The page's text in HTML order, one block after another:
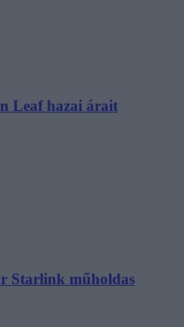
Leaf hazai árait
Starlink műholdas